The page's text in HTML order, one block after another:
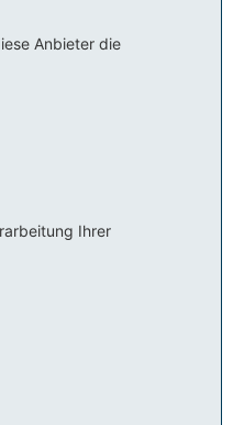
Anbieter die
Ihrer